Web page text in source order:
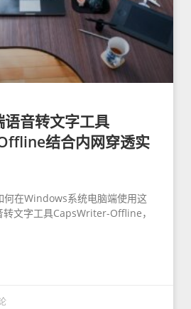
语音转文字工具
结合内网穿透实
何在Windows系统电脑端使用这
转文字工具CapsWriter-Offline，